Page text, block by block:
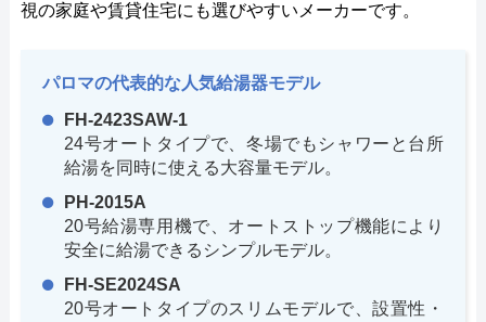
視の家庭や賃貸住宅にも選びやすいメーカーです。
パロマの代表的な人気給湯器モデル
FH-2423SAW-1
24号オートタイプで、冬場でもシャワーと台所
給湯を同時に使える大容量モデル。
PH-2015A
20号給湯専用機で、オートストップ機能により
安全に給湯できるシンプルモデル。
FH-SE2024SA
20号オートタイプのスリムモデルで、設置性・